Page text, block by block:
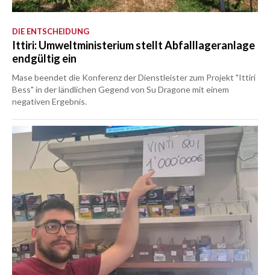
DIE ENTSCHEIDUNG
Ittiri: Umweltministerium stellt Abfalllageranlage
endgültig ein
Mase beendet die Konferenz der Dienstleister zum Projekt "Ittiri
Bess" in der ländlichen Gegend von Su Dragone mit einem
negativen Ergebnis.